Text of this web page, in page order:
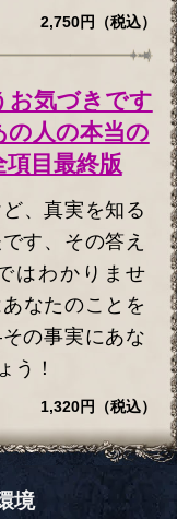
2,750円（税込）
お気づきです
人の本当の
目最終版
、真実を知る
す、その答え
はわかりませ
なたのことを
の事実にあな
う！
1,320円（税込）
境